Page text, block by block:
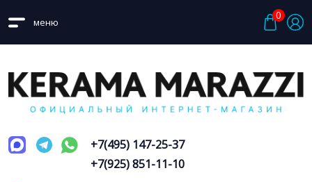
меню
0
+7(495) 147-25-37
+7(925) 851-11-10